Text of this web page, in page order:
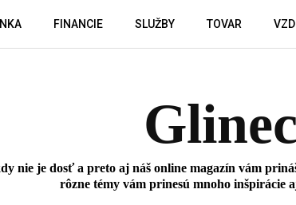
FINANCIE SLUŽBY TOVAR
Glinec
nie je dosť a preto aj náš online magazín vám
rôzne témy vám prinesú mnoho inšpirácie